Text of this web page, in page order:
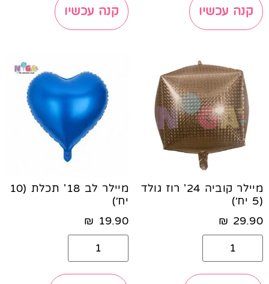
קנה עכשיו קנה עכשיו
מיילר קוביה 24' רוז גולד
(5 יח׳)
29.90
₪
מיילר לב 18' תכלת (10
יח׳)
19.90
₪